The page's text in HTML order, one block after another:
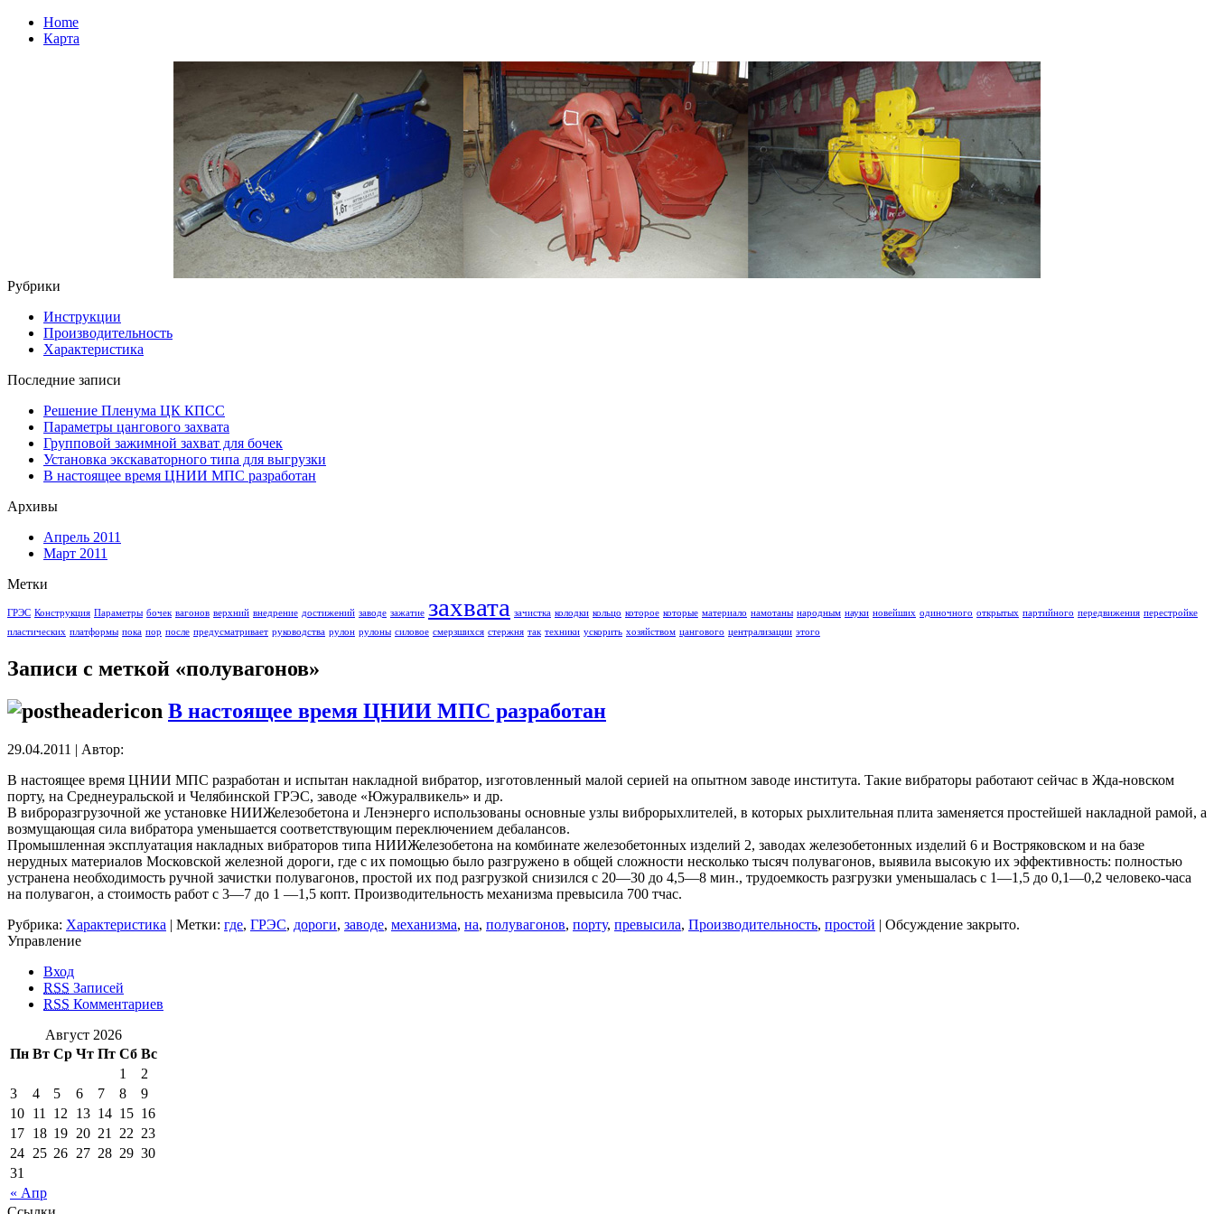
Home
Карта
Рубрики
Инструкции
Производительность
Характеристика
Последние записи
Решение Пленума ЦК КПСС
Параметры цангового захвата
Групповой зажимной захват для бочек
Установка экскаваторного типа для выгрузки
В настоящее время ЦНИИ МПС разработан
Архивы
Апрель 2011
Март 2011
Метки
ГРЭС Конструкция Параметры бочек вагонов верхний внедрение достижений заводе зажатие захвата зачистка колодки кольцо которое которые материало намотаны народным науки новейших одиночного открытых партийного передвижения перестройке
пластических платформы пока пор после предусматривает руководства рулон рулоны силовое смерзшихся стержня так техники ускорить хозяйством цангового централизации этого
Записи с меткой «полувагонов»
В настоящее время ЦНИИ МПС разработан
29.04.2011 | Автор:
В настоящее время ЦНИИ МПС разработан и испытан накладной вибратор, изготовленный малой серией на опытном заводе института. Такие вибраторы работают сейчас в Жда-новском
порту, на Среднеуральской и Челябинской ГРЭС, заводе «Южуралвикель» и др.
В виброразгрузочной же установке НИИЖелезобетона и Ленэнерго использованы основные узлы виброрыхлителей, в которых рыхлительная плита заменяется простейшей накладной рамой, а
возмущающая сила вибратора уменьшается соответствующим переключением дебалансов.
Промышленная эксплуатация накладных вибраторов типа НИИЖелезобетона на комбинате железобетонных изделий 2, заводах железобетонных изделий 6 и Востряковском и на базе
нерудных материалов Московской железной дороги, где с их помощью было разгружено в общей сложности несколько тысяч полувагонов, выявила высокую их эффективность: полностью
устранена необходимость ручной зачистки полувагонов, простой их под разгрузкой снизился с 20—30 до 4,5—8 мин., трудоемкость разгрузки уменьшалась с 1—1,5 до 0,1—0,2 человеко-часа
на полувагон, а стоимость работ с 3—7 до 1 —1,5 копт. Производительность механизма превысила 700 тчас.
Рубрика: Характеристика | Метки: где, ГРЭС, дороги, заводе, механизма, на, полувагонов, порту, превысила, Производительность, простой | Обсуждение закрыто.
Управление
Вход
RSS Записей
RSS Комментариев
Август 2026
Пн Вт Ср Чт Пт Сб Вс
« Апр
1
2
3
4 5 6 7 8
9
10 11 12 13 14 15 16
17 18 19 20 21 22 23
24 25 26 27 28 29 30
31